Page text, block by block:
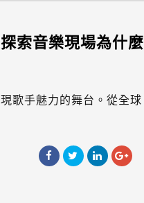
索音樂現場為什麼
歌手魅力的舞台。從全球